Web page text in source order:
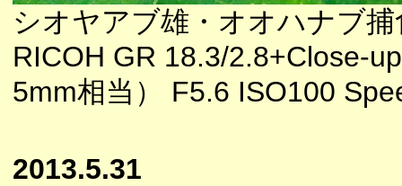
シオヤアブ雄・オオハナブ捕
RICOH GR 18.3/2.8+Close-
5mm相当） F5.6 ISO100
2013.5.31